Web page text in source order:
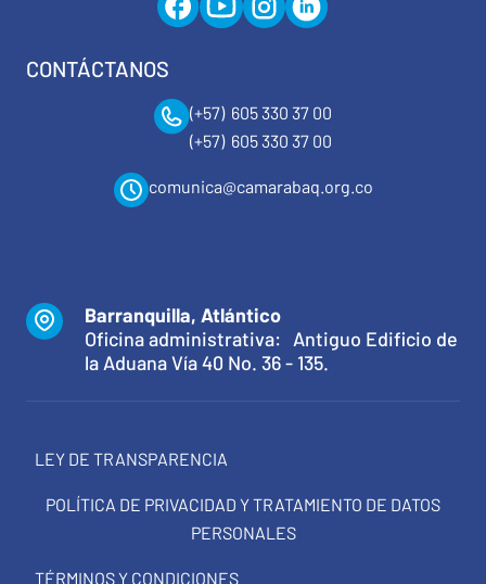
CONTÁCTANOS
(+57) 605 330 37 00
(+57) 605 330 37 00
comunica@camarabaq.org.co
Barranquilla, Atlántico
Oficina administrativa: Antiguo Edificio de
la Aduana Vía 40 No. 36 - 135.
LEY DE TRANSPARENCIA
POLÍTICA DE PRIVACIDAD Y TRATAMIENTO DE DATOS
PERSONALES
TÉRMINOS Y CONDICIONES